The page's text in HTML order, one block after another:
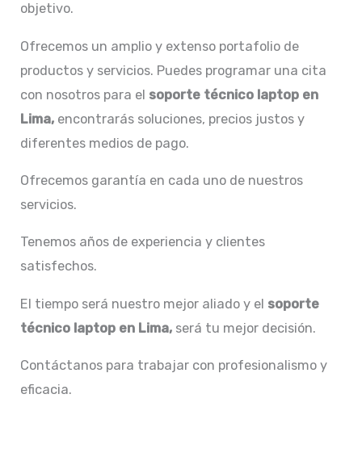
objetivo.
Ofrecemos un amplio y extenso portafolio de
productos y servicios. Puedes programar una cita
con nosotros para el soporte técnico laptop en
Lima, encontrarás soluciones, precios justos y
diferentes medios de pago.
Ofrecemos garantía en cada uno de nuestros
servicios.
Tenemos años de experiencia y clientes
satisfechos.
El tiempo será nuestro mejor aliado y el soporte
técnico laptop en Lima, será tu mejor decisión.
Contáctanos para trabajar con profesionalismo y
eficacia.